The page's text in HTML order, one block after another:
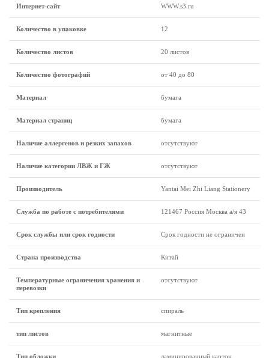
Интернет-сайт WWW.s3.ru
Количество в упаковке 12
Количество листов 20 листов
Количество фотографий от 40 до 80
Материал бумага
Материал страниц бумага
Наличие аллергенов и резких запахов отсутствуют
Наличие категории ЛВЖ и ГЖ отсутствуют
Производитель Yantai Mei Zhi Liang Stationery
Служба по работе с потребителями 121467 Россия Москва а/я 43
Срок службы или срок годности Срок годности не ограничен
Страна производства Китай
Температурные ограничения хранения и
перевозки
отсутствуют
Тип крепления спираль
тип листов магнитные
Тип обложки ламинированный картон